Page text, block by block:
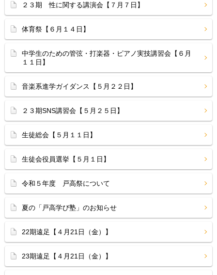
２３期 性に関する講演会【７月７日】
体育祭【６月１４日】
中学生のための管弦・打楽器・ピアノ実技講習会【６月
１１日】
音楽系進学ガイダンス【５月２２日】
２３期SNS講習会【５月２５日】
生徒総会【５月１１日】
生徒会役員選挙【５月１日】
令和５年度 戸高祭について
夏の「戸高学び塾」のお知らせ
22期遠足【４月21日（金）】
23期遠足【４月21日（金）】